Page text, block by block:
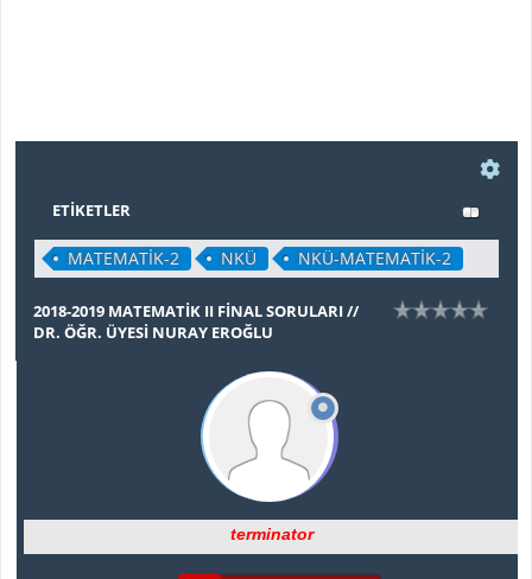
ETIKETLER
MATEMATİK-2 NKÜ NKÜ-MATEMATİK-2
2018-2019 MATEMATIK II FİNAL SORULARI //
DR. ÖĞR. ÜYESI NURAY EROĞLU
terminator